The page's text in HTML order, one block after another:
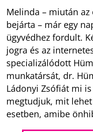
Melinda – miután
bejárta – már egy
ügyvédhez fordult.
jogra és az
specializálódott
munkatársát, dr.
Ládonyi Zsófiát mi
megtudjuk, mit
esetben, amibe